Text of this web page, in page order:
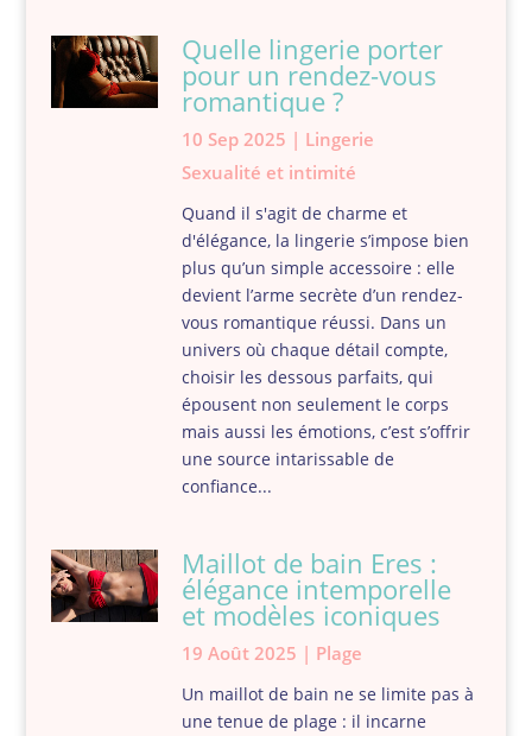
Quelle lingerie porter
pour un rendez-vous
romantique ?
10 Sep 2025 | Lingerie
Sexualité et intimité
Quand il s'agit de charme et
d'élégance, la lingerie s’impose bien
plus qu’un simple accessoire : elle
devient l’arme secrète d’un rendez-
vous romantique réussi. Dans un
univers où chaque détail compte,
choisir les dessous parfaits, qui
épousent non seulement le corps
mais aussi les émotions, c’est s’offrir
une source intarissable de
confiance...
Maillot de bain Eres :
élégance intemporelle
et modèles iconiques
19 Août 2025 | Plage
Un maillot de bain ne se limite pas à
une tenue de plage : il incarne